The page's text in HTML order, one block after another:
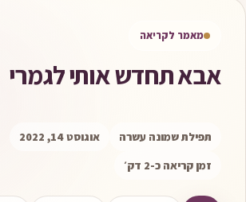
מאמר לקריאה
אבא תחדש אותי לגמרי
תפילת שמונה עשרה
אוגוסט 14, 2022
זמן קריאה כ-2 דק׳